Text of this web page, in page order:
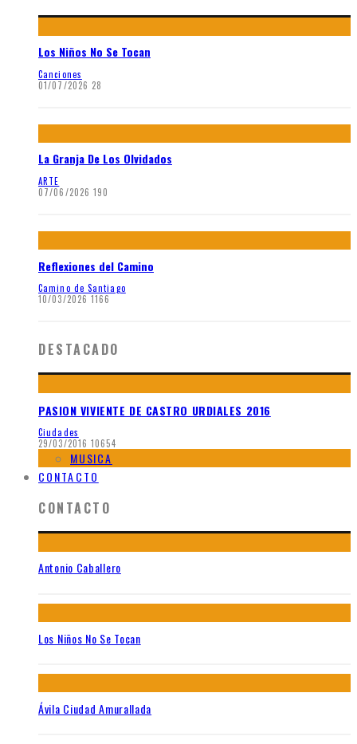
Los Niños No Se Tocan
Canciones
01/07/2026 28
La Granja De Los Olvidados
ARTE
07/06/2026 190
Reflexiones del Camino
Camino de Santiago
10/03/2026 1166
DESTACADO
PASION VIVIENTE DE CASTRO URDIALES 2016
Ciudades
29/03/2016 10654
MUSICA
CONTACTO
CONTACTO
Antonio Caballero
Los Niños No Se Tocan
Ávila Ciudad Amurallada